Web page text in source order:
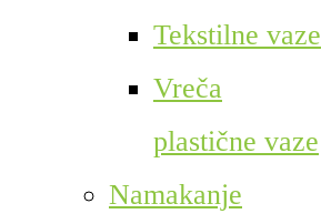
Tekstilne vaze
Vreča
plastične vaze
Namakanje